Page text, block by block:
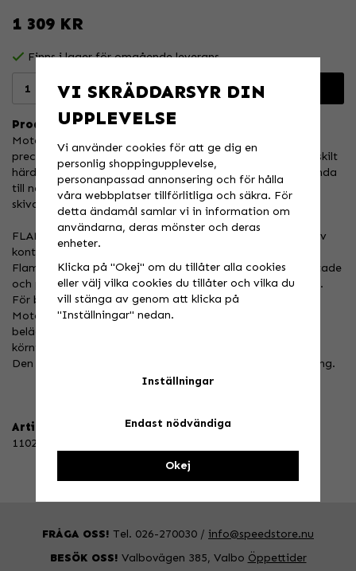
1 309 KR
Finns i lager för omgående leverans
Lägg i varukorgen
Produktbeskrivning:
Moto-Master Flame Fixed Discs tillverkas med högsta
precision och enligt specifika toleranser med hjälp av särskilt
härdat rostfritt stål av premiukvalitet. Vi tar dock prestanda
till nästa nivå genom att integrera vår FLAME-design i
skivan.
FLAME-designen underlättar kylningen och rengöringen av
kontaktytan.
Flame Fixed-skivorna är laserskurna, CNC-maskinbearbetade
och precisionsslipade för perfekt passform och plattighet.
För bästa prestanda rekommenderar vi att du använder
Moto-Master bromsbelägg med den matchande
beläggsammansättningen som passar bäst för din typ av
körning.
Den mest vinnande designen i dagens Motocross GP-racing.
Artikelnummer:
110207
FRÅGA OSS! Tel. 026-270030 / info@speedstore.nu
BESÖK OSS! Valbovägen 385, Valbo Öppettider
VI SKRÄDDARSYR DIN
UPPLEVELSE
Vi använder cookies för att ge dig en
personlig shoppingupplevelse,
personanpassad annonsering och för hålla
våra webbplatser tillförlitliga och säkra. För
detta ändamål samlar vi in information om
användarna, deras mönster och deras
enheter.
Klicka på "Okej" om du tillåter alla cookies
eller välj vilka cookies du tillåter och vilka du
vill stänga av genom att klicka på
"Inställningar" nedan.
Inställningar
Endast nödvändiga
Okej